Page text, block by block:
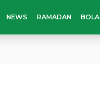
NEWS RAMADAN BOLA